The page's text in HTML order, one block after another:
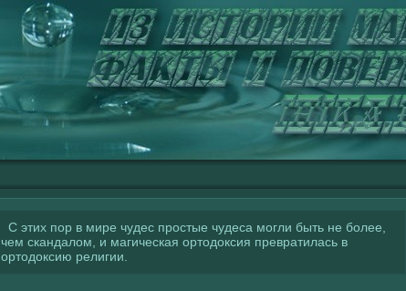
С этих пор в мире чудес простые чудеса могли быть не более,
чем скандалом, и магическая ортодоксия превратилась в
ортодоксию религии.